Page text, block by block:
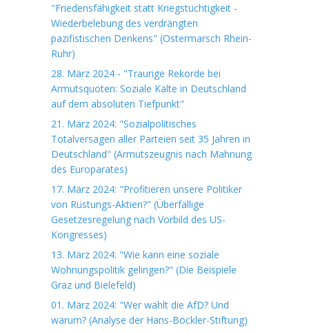
"Friedensfähigkeit statt Kriegstüchtigkeit -
Wiederbelebung des verdrängten
pazifistischen Denkens" (Ostermarsch Rhein-
Ruhr)
28. März 2024 - "Traurige Rekorde bei
Armutsquoten: Soziale Kälte in Deutschland
auf dem absoluten Tiefpunkt"
21. März 2024: "Sozialpolitisches
Totalversagen aller Parteien seit 35 Jahren in
Deutschland" (Armutszeugnis nach Mahnung
des Europarates)
17. März 2024: "Profitieren unsere Politiker
von Rüstungs-Aktien?" (Überfällige
Gesetzesregelung nach Vorbild des US-
Kongresses)
13. März 2024: "Wie kann eine soziale
Wohnungspolitik gelingen?" (Die Beispiele
Graz und Bielefeld)
01. März 2024: "Wer wählt die AfD? Und
warum? (Analyse der Hans-Böckler-Stiftung)